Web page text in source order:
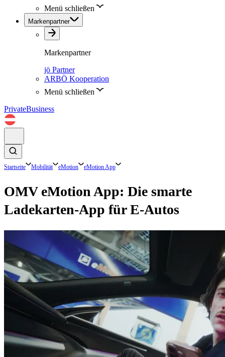
Menü schließen
Markenpartner
Markenpartner
jö Partner
ARBÖ Kooperation
Menü schließen
PrivateBusiness
Startseite Mobilität eMotion eMotion App
OMV eMotion App: Die smarte
Ladekarten-App für E-Autos